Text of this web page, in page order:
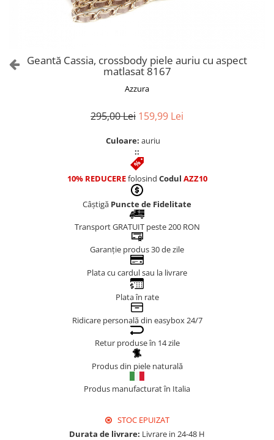
Genți Albe
Geantă Cassia, crossbody piele auriu cu aspect
matlasat 8167
Azzura
295,00 Lei 159,99 Lei
Culoare: auriu
::
10% REDUCEREfolosind Codul AZZ10
Câștigă Puncte de Fidelitate
Transport GRATUIT peste 200 RON
Garanție produs 30 de zile
Plata cu cardul sau la livrare
Plata în rate
Ridicare personală din easybox 24/7
Retur produse în 14 zile
Produs din piele naturală
Produs manufacturat în Italia
STOC EPUIZAT
Durata de livrare: Livrare in 24-48 H